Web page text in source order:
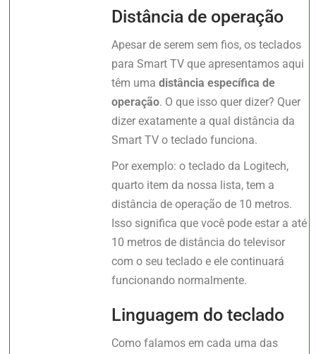
Distância de operação
Apesar de serem sem fios, os teclados
para Smart TV que apresentamos aqui
têm umadistância específica de
operação. O que isso quer dizer? Quer
dizer exatamente a qual distância da
Smart TV o teclado funciona.
Por exemplo: o teclado da Logitech,
quarto item da nossa lista, tem a
distância de operação de 10 metros.
Isso significa que você pode estar a até
10 metros de distância do televisor
com o seu teclado e ele continuará
funcionando normalmente.
Linguagem do teclado
Como falamos em cada uma das